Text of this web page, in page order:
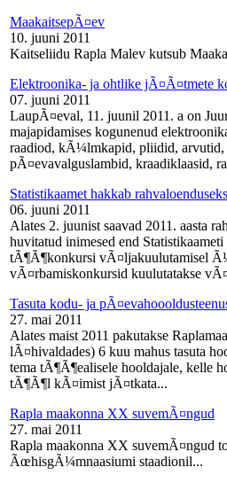
MaakaitsepÃ¤ev
10. juuni 2011
Kaitseliidu Rapla Malev kutsub
Elektroonika- ja ohtlike jÃ¤Ã¤tmete
07. juuni 2011
LaupÃ¤eval, 11. juunil 2011. a on
majapidamises kogunenud
raadiod, kÃ¼lmkapid, pliidid,
pÃ¤evavalguslambid, kraadiklaasid,
Statistikaamet hakkab
06. juuni 2011
Alates 2. juunist saavad 2011. aasta
huvitatud inimesed end
tÃ¶Ã¶konkursi vÃ¤ljakuulutamisel
vÃ¤rbamiskonkursid kuulutatakse
Tasuta kodu- ja
27. mai 2011
Alates maist 2011 pakutakse
lÃ¤hivaldades) 6 kuu mahus tasuta
tema tÃ¶Ã¶ealisele hooldajale, kelle
tÃ¶Ã¶l kÃ¤imist jÃ¤tkata...
Rapla maakonna XX suvemÃ¤ngud
27. mai 2011
Rapla maakonna XX suvemÃ¤ngud
ÃœhisgÃ¼mnaasiumi staadionil...